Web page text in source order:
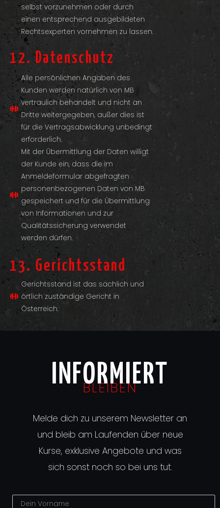
selbst vorzunehmen oder durch
einen entsprechend ausgebildeten
Rechtsexperten vornehmen zu lassen.
12. Datenschutz
Alle persönlichen Angaben des
Kunden werden natürlich von MB
vertraulich behandelt und nicht an
Dritte weitergegeben, außer dies ist
für die Vertragsabwicklung unbedingt
erforderlich.
Mit der Übermittlung der Daten willigt
der Kunde ein, dass die im
Anmeldeformular abgefragten
personenbezogenen Daten von MB
gespeichert und für die Übermittlung
von Informationen und zur
Qualitätssicherung verwendet
werden dürfen.
13. Gerichtsstand
Gerichtsstand ist das sachlich und
örtlich zuständige Gericht in
Österreich.
INFORMIERT
BLEIBEN
Melde dich zu unserem Newsletter an
und bleib am Laufenden über neue
Kurse, exklusive Angebote und was
sich sonst noch so bei uns tut.